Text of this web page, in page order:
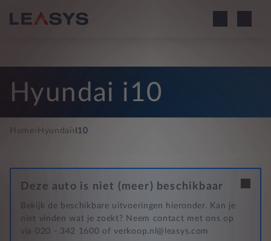
Hyundai i10
Home› Hyundai › I10
Deze auto is niet (meer) beschikbaar
Bekijk de beschikbare uitvoeringen hieronder. Kan je
niet vinden wat je zoekt? Neem contact met ons op
via 020 - 342 1600 of verkoop.nl@leasys.com